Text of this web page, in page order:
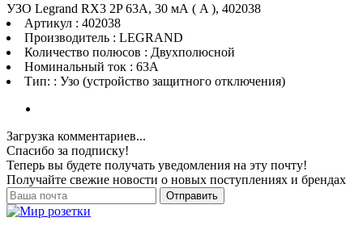
УЗО Legrand RX3 2P 63А, 30 мА ( A ), 402038
Артикул : 402038
Производитель : LEGRAND
Количество полюсов : Двухполюсной
Номинальный ток : 63A
Тип: : Узо (устройство защитного отключения)
Загрузка комментариев...
Спасибо за подписку!
Теперь вы будете получать уведомления на эту почту!
Получайте свежие новости о новых поступлениях и брендах
Отправить